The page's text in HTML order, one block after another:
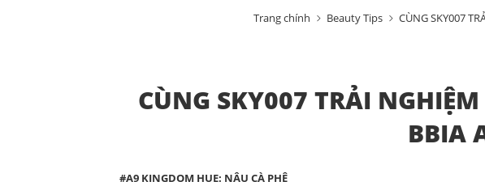
Trang chính Beauty Tips CÙNG SKY007
CÙNG SKY007 TRẢI
BBIA
#A9 KINGDOM HUE: NÂU CÀ PHÊ